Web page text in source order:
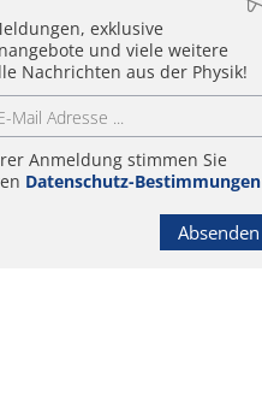
exklusive
und viele weitere
Nachrichten aus der Physik!
Anmeldung stimmen Sie
Datenschutz-Bestimmungen
Absenden